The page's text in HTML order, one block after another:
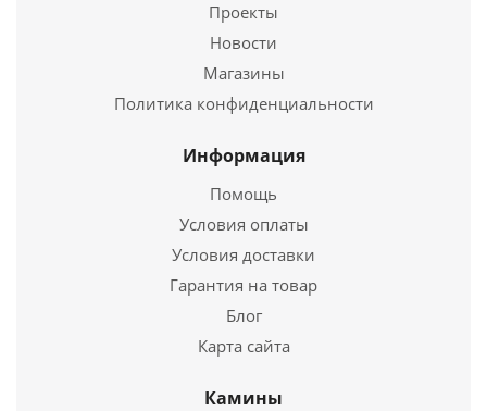
Чугунная печь для бани "ЛЕГЕНДА" Ковка 16 (224)
50 630руб.
Подробнее
Купить в 1 клик
Проекты
Новости
Магазины
Политика конфиденциальности
Информация
Помощь
Условия оплаты
Условия доставки
Гарантия на товар
Блог
Карта сайта
Камины